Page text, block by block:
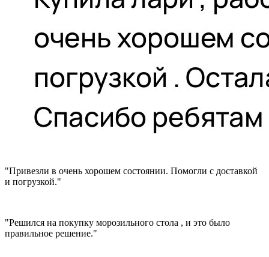
"Привезли в очень хорошем состоянии. Помогли с доставкой
и погрузкой."
"Решился на покупку морозильного стола , и это было
правильное решение."